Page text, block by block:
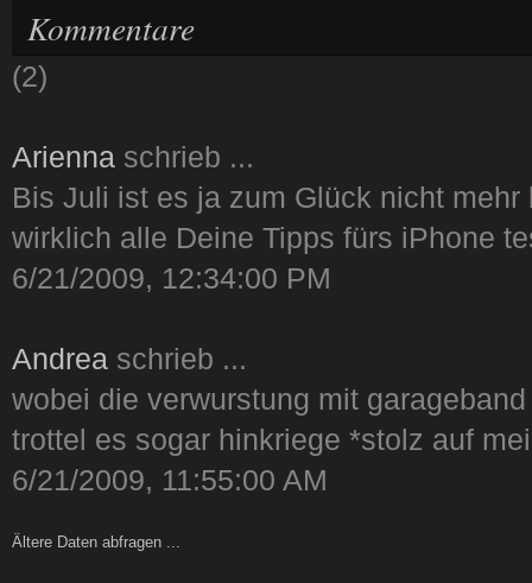
Kommentare
(2)
Arienna schrieb ...
Bis Juli ist es ja zum Glück nicht
wirklich alle Deine Tipps fürs iPhone
6/21/2009, 12:34:00 PM
Andrea schrieb ...
wobei die verwurstung mit
trottel es sogar hinkriege *stolz auf
6/21/2009, 11:55:00 AM
Ältere Daten abfragen ...